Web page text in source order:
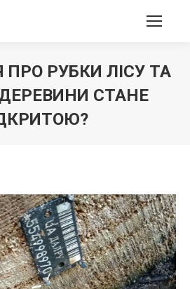
ПРО РУБКИ ЛІСУ ТА
СТАНЕ